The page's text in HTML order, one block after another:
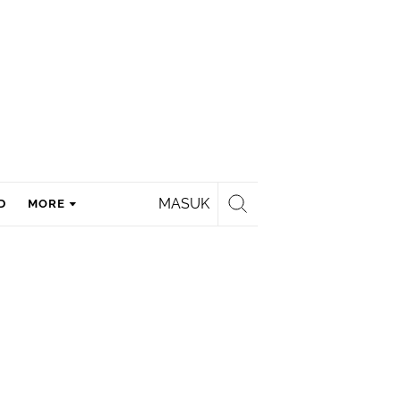
MASUK
MORE